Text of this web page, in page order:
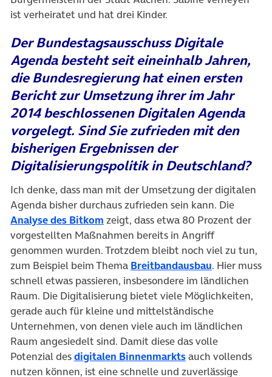
ist verheiratet und hat drei Kinder.
Der Bundestagsausschuss Digitale
Agenda besteht seit eineinhalb Jahren,
die Bundesregierung hat einen ersten
Bericht zur Umsetzung ihrer im Jahr
2014 beschlossenen Digitalen Agenda
vorgelegt. Sind Sie zufrieden mit den
bisherigen Ergebnissen der
Digitalisierungspolitik in Deutschland?
Ich denke, dass man mit der Umsetzung der digitalen
Agenda bisher durchaus zufrieden sein kann. Die
Analyse des Bitkom (öffnet in neuem Tab)
zeigt, dass etwa 80 Prozent der
vorgestellten Maßnahmen bereits in Angriff
genommen wurden. Trotzdem bleibt noch viel zu tun,
zum Beispiel beim Thema Breitbandausbau(öffnet in
. Hier muss
schnell etwas passieren, insbesondere im ländlichen
Raum. Die Digitalisierung bietet viele Möglichkeiten,
gerade auch für kleine und mittelständische
Unternehmen, von denen viele auch im ländlichen
Raum angesiedelt sind. Damit diese das volle
Potenzial desdigitalen Binnenmarkts(öffnet in neuem
auch vollends
nutzen können, ist eine schnelle und zuverlässige